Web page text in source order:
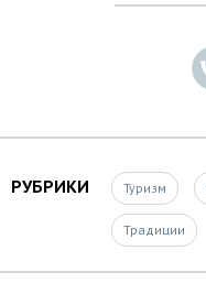
РУБРИКИ Туризм
Традиции